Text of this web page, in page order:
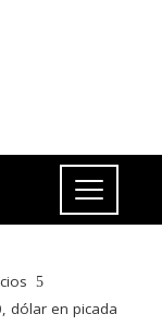
dólar en picada